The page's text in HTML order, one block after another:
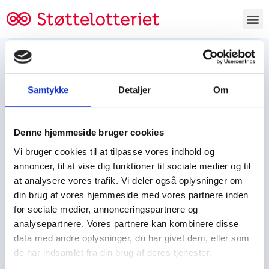
Samtykke Detaljer Om
Denne hjemmeside bruger cookies
Vi bruger cookies til at tilpasse vores indhold og
annoncer, til at vise dig funktioner til sociale medier og til
at analysere vores trafik. Vi deler også oplysninger om
din brug af vores hjemmeside med vores partnere inden
for sociale medier, annonceringspartnere og
analysepartnere. Vores partnere kan kombinere disse
data med andre oplysninger, du har givet dem, eller som
de har indsamlet fra din brug af deres tjenester.
Tjen penge og støt
Tjen penge til:
Spejdere/spejdergruppen/FDF’ere, m.fl.
Kontor
Tjenpengeogstoet.dk
Ejby Industrivej 91
DK – 2600 Glostrup
CVR: 19347508